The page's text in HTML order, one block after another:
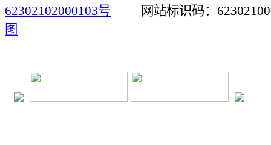
62302102000103号 网站标识码：
图